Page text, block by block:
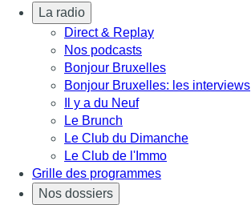
La radio
Direct & Replay
Nos podcasts
Bonjour Bruxelles
Bonjour Bruxelles: les interviews
Il y a du Neuf
Le Brunch
Le Club du Dimanche
Le Club de l'Immo
Grille des programmes
Nos dossiers